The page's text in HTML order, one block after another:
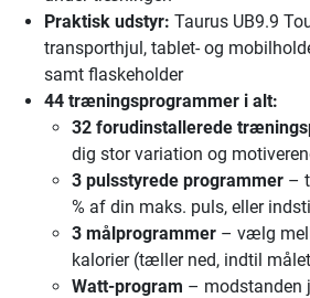
Praktisk udstyr: Taurus UB9.9
transporthjul, tablet- og
samt flaskeholder
44 træningsprogrammer i alt:
32 forudinstallerede
dig stor variation og
3 pulsstyrede programmer –
% af din maks. puls, eller
3 målprogrammer – vælg
kalorier (tæller ned, indtil
Watt-program – modstanden